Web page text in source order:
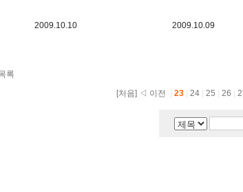
2009.10.10 2009.10.09
[처음] ◁ 이전 23 24 25 26